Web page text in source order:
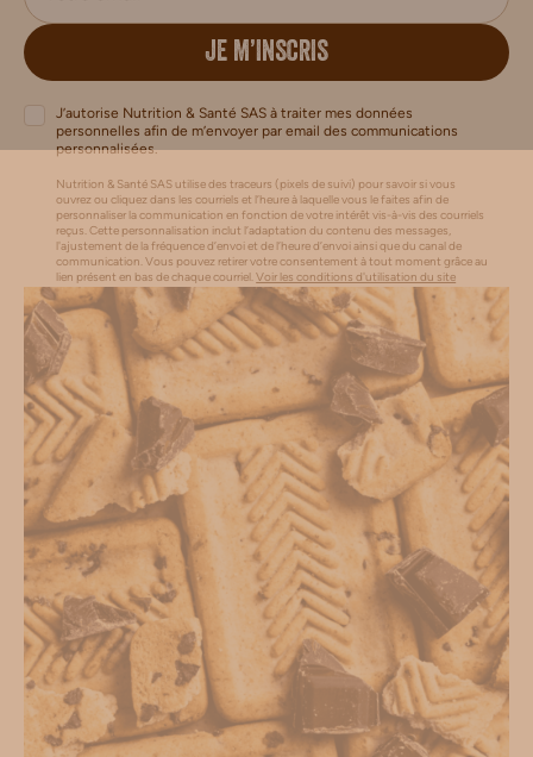
JE M’INSCRIS
J’autorise Nutrition & Santé SAS à traiter mes données
personnelles afin de m’envoyer par email des communications
personnalisées.
Nutrition & Santé SAS utilise des traceurs (pixels de suivi) pour savoir si vous
ouvrez ou cliquez dans les courriels et l’heure à laquelle vous le faites afin de
personnaliser la communication en fonction de votre intérêt vis-à-vis des courriels
reçus. Cette personnalisation inclut l’adaptation du contenu des messages,
l'ajustement de la fréquence d’envoi et de l’heure d’envoi ainsi que du canal de
communication. Vous pouvez retirer votre consentement à tout moment grâce au
lien présent en bas de chaque courriel.Voir les conditions d'utilisation du site